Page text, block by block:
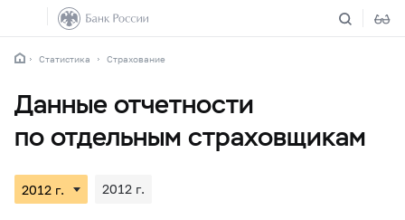
Статистика Страхование
Данные отчетности
по отдельным страховщикам
2012 г.